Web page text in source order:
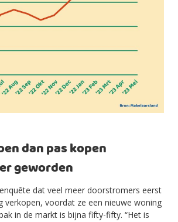
dan pas kopen
geworden
dat veel meer doorstromers eerst
verkopen, voordat ze een nieuwe woning
in de markt is bijna fifty-fifty. “Het is